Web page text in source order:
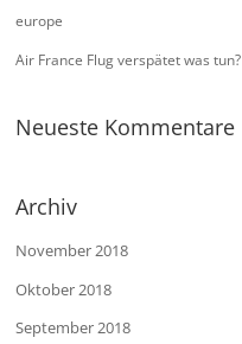
europe
Air France Flug verspätet was tun?
Neueste Kommentare
Archiv
November 2018
Oktober 2018
September 2018